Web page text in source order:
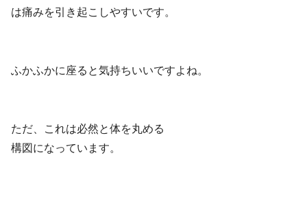
は痛みを引き起こしやすいです。
ふかふかに座ると気持ちいいですよね。
ただ、これは必然と体を丸める
構図になっています。